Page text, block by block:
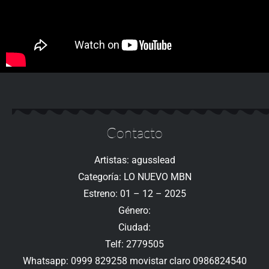
Contacto
Artistas: agusslead
Categoría: LO NUEVO MBN
Estreno: 01 – 12 – 2025
Género:
Ciudad:
Telf: 2779505
Whatsapp: 0999 829258 movistar claro 0986824540